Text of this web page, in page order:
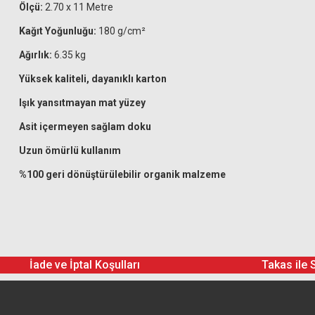
Ölçü: 2.70 x 11 Metre
Kağıt Yoğunluğu: 180 g/cm²
Ağırlık: 6.35 kg
Yüksek kaliteli, dayanıklı karton
Işık yansıtmayan mat yüzey
Asit içermeyen sağlam doku
Uzun ömürlü kullanım
%100 geri dönüştürülebilir organik malzeme
İade ve İptal Koşulları Takas ile